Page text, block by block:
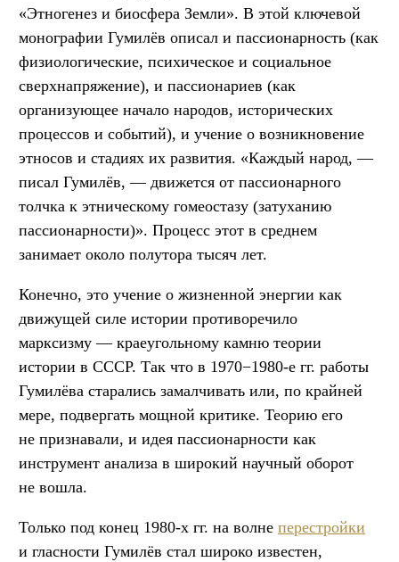
«Этногенез и биосфера Земли». В этой ключевой
монографии Гумилёв описал и пассионарность (как
физиологические, психическое и социальное
сверхнапряжение), и пассионариев (как
организующее начало народов, исторических
процессов и событий), и учение о возникновение
этносов и стадиях их развития. «Каждый народ, —
писал Гумилёв, — движется от пассионарного
толчка к этническому гомеостазу (затуханию
пассионарности)». Процесс этот в среднем
занимает около полутора тысяч лет.
Конечно, это учение о жизненной энергии как
движущей силе истории противоречило
марксизму — краеугольному камню теории
истории в СССР. Так что в 1970−1980-е гг. работы
Гумилёва старались замалчивать или, по крайней
мере, подвергать мощной критике. Теорию его
не признавали, и идея пассионарности как
инструмент анализа в широкий научный оборот
не вошла.
Только под конец 1980-х гг. на волне перестройки
и гласности Гумилёв стал широко известен,